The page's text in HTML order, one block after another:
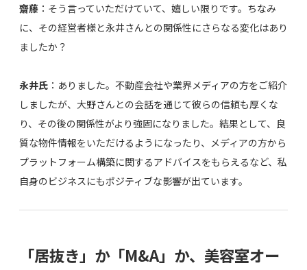
齋藤 ：そう言っていただけていて、嬉しい限りです。ちなみ
に、その経営者様と永井さんとの関係性にさらなる変化はあり
ましたか？
永井氏 ：ありました。不動産会社や業界メディアの方をご紹介
しましたが、大野さんとの会話を通じて彼らの信頼も厚くな
り、その後の関係性がより強固になりました。結果として、良
質な物件情報をいただけるようになったり、メディアの方から
プラットフォーム構築に関するアドバイスをもらえるなど、私
自身のビジネスにもポジティブな影響が出ています。
「居抜き」か「M&A」か、美容室オー